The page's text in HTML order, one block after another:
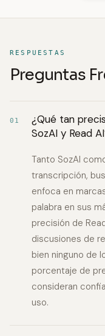
RESPUESTAS
Preguntas
01
¿Qué tan
SozAI y Read
Tanto SozAI
transcripción,
enfoca en
palabra en sus
precisión de
discusiones de
bien ninguno de
porcentaje de
consideran
uso.